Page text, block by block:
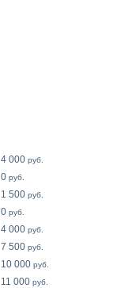
4 000 руб.
0 руб.
1 500 руб.
0 руб.
4 000 руб.
7 500 руб.
10 000 руб.
11 000 руб.